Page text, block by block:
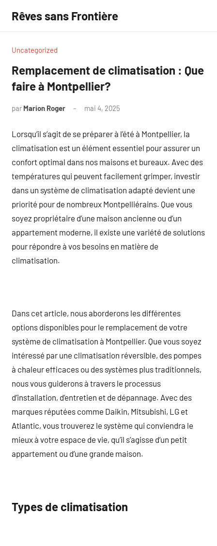
contenu
Rêves sans Frontière
Uncategorized
Remplacement de climatisation : Que
faire à Montpellier?
par Marion Roger mai 4, 2025
Lorsqu’il s’agit de se préparer à l’été à Montpellier, la
climatisation est un élément essentiel pour assurer un
confort optimal dans nos maisons et bureaux. Avec des
températures qui peuvent facilement grimper, investir
dans un système de climatisation adapté devient une
priorité pour de nombreux Montpelliérains. Que vous
soyez propriétaire d’une maison ancienne ou d’un
appartement moderne, il existe une variété de solutions
pour répondre à vos besoins en matière de
climatisation.
Dans cet article, nous aborderons les différentes
options disponibles pour le remplacement de votre
système de climatisation à Montpellier. Que vous soyez
intéressé par une climatisation réversible, des pompes
à chaleur efficaces ou des systèmes plus traditionnels,
nous vous guiderons à travers le processus
d’installation, d’entretien et de dépannage. Avec des
marques réputées comme Daikin, Mitsubishi, LG et
Atlantic, vous trouverez le système qui conviendra le
mieux à votre espace de vie, qu’il s’agisse d’un petit
appartement ou d’une grande maison.
Types de climatisation